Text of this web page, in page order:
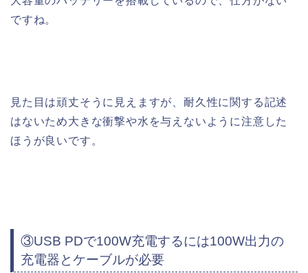
ですね。
見た目は頑丈そうに見えますが、耐久性に関する記述
はないため大きな衝撃や水を与えないように注意した
ほうが良いです。
③USB PDで100W充電するには100W出力の
充電器とケーブルが必要